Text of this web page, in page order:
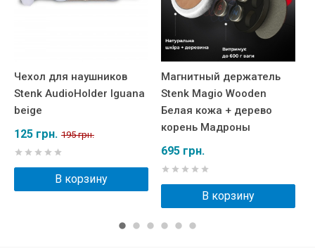
Чехол для наушников
Stenk AudioHolder Iguana
beige
125 грн. 195 грн.
В корзину
Магнитный держатель
Stenk Magio Wooden
Белая кожа + дерево
корень Мадроны
695 грн.
В корзину